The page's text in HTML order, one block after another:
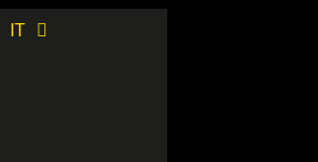
IT
ES